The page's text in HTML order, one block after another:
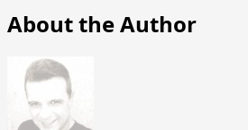
About the Author